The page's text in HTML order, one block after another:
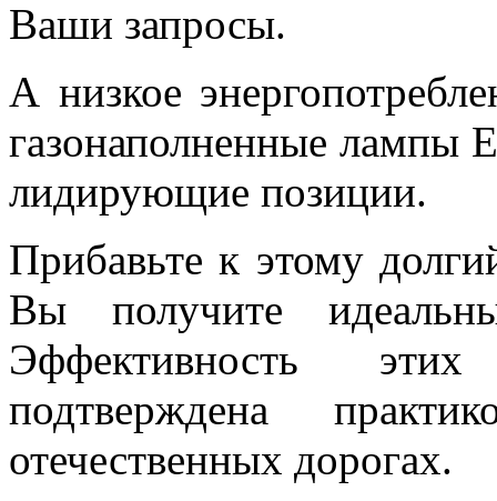
Ваши запросы.
А низкое
газонаполненные лампы
лидирующие позиции.
Прибавьте к этому
Вы получите
Эффективность
подтверждена
отечественных дорогах.